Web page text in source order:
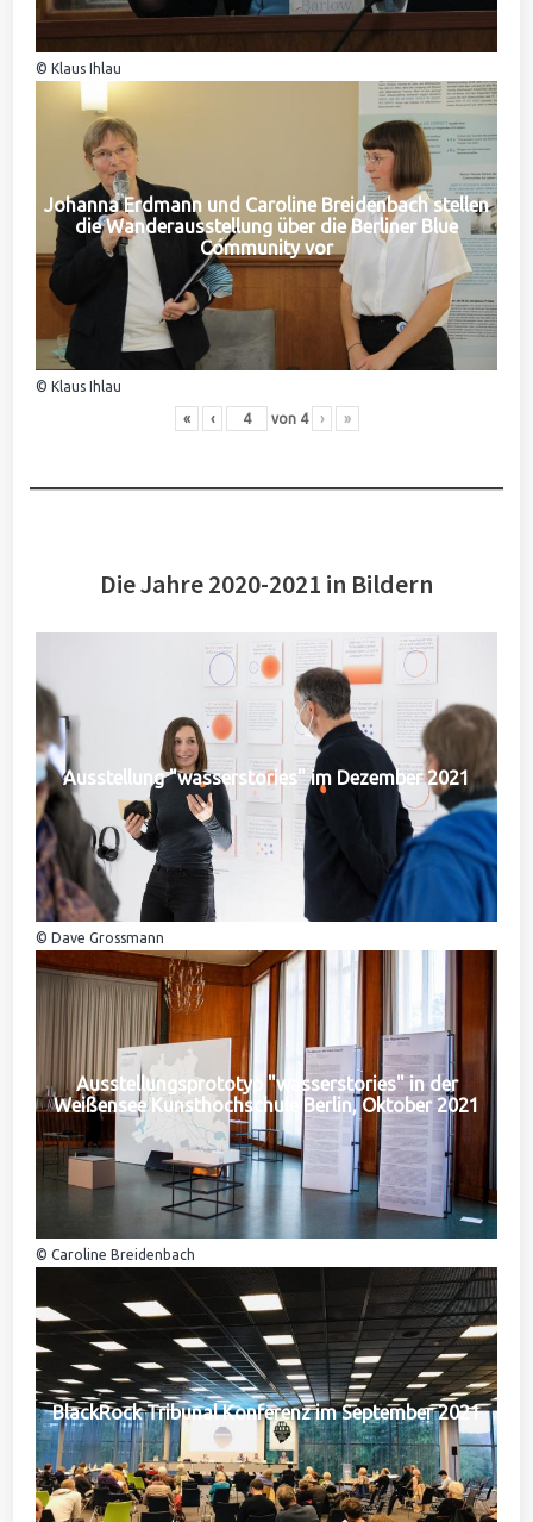
© Klaus Ihlau
Johanna Erdmann und Caroline Breidenbach stellen
die Wanderausstellung über die Berliner Blue
Community vor
© Klaus Ihlau
« ‹ von 4 › »
Die Jahre 2020-2021 in Bildern
Ausstellung "wasserstories" im Dezember 2021
© Dave Grossmann
Ausstellungsprototyp "wasserstories" in der
Weißensee Kunsthochschule Berlin, Oktober 2021
© Caroline Breidenbach
BlackRock Tribunal Konferenz im September 2021